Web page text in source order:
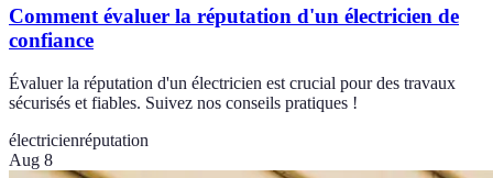
Comment évaluer la réputation d'un électricien de
confiance
Évaluer la réputation d'un électricien est crucial pour des travaux
sécurisés et fiables. Suivez nos conseils pratiques !
électricienréputation
Aug 8